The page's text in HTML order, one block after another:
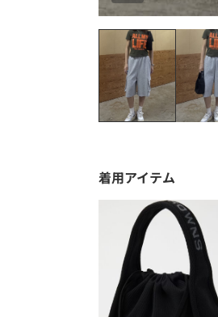
着用アイテム